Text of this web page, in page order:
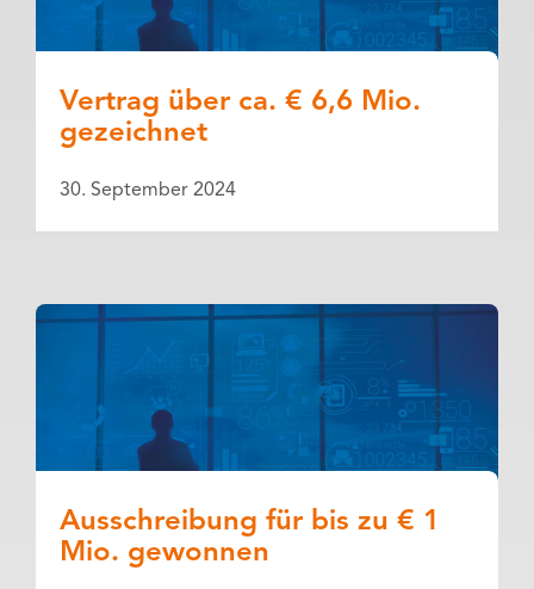
Vertrag über ca. € 6,6 Mio.
gezeichnet
30. September 2024
Ausschreibung für bis zu € 1
Mio. gewonnen